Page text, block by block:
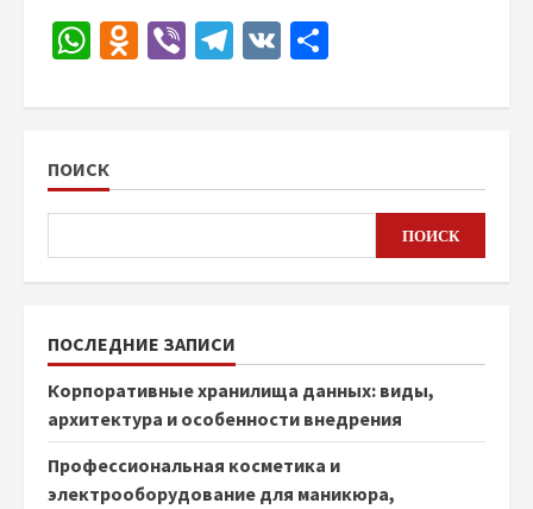
WhatsApp
Odnoklassniki
ViberTelegram
VK
ПОИСК
ПОИСК
ПОСЛЕДНИЕ ЗАПИСИ
Корпоративные хранилища данных: виды,
архитектура и особенности внедрения
Профессиональная косметика и
электрооборудование для маникюра,